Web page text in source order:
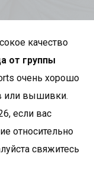
одежда в
материалы
или отдых.
цветовая
охраны
.
качество
от группы
oчень хорошо
или вышивки.
если вас
относительно
свяжитесь